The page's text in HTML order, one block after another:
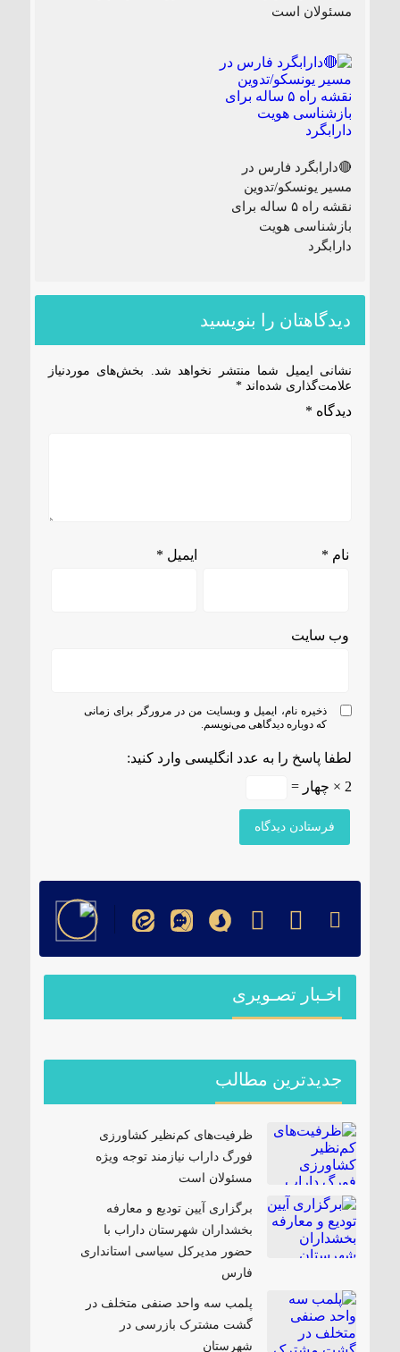
مسئولان است
🔴دارابگرد فارس در
مسیر یونسکو/تدوین
نقشه راه ۵ ساله برای
بازشناسی هویت
دارابگرد
دیدگاهتان را بنویسید
نشانی ایمیل شما منتشر نخواهد شد.
بخش‌های موردنیاز
علامت‌گذاری شده‌اند *
دیدگاه *
نام * ایمیل *
وب‌ سایت
ذخیره نام، ایمیل و وبسایت من در مرورگر برای زمانی
که دوباره دیدگاهی می‌نویسم.
لطفا پاسخ را به عدد انگلیسی وارد کنید:
2 × چهار =
اخـبار تصـویری
جدیدترین مطالب
ظرفیت‌های کم‌نظیر کشاورزی
فورگ داراب نیازمند توجه ویژه
مسئولان است
برگزاری آیین تودیع و معارفه
بخشداران شهرستان داراب با
حضور مدیرکل سیاسی استانداری
فارس
پلمب سه واحد صنفی متخلف در
گشت مشترک بازرسی در
شهرستان